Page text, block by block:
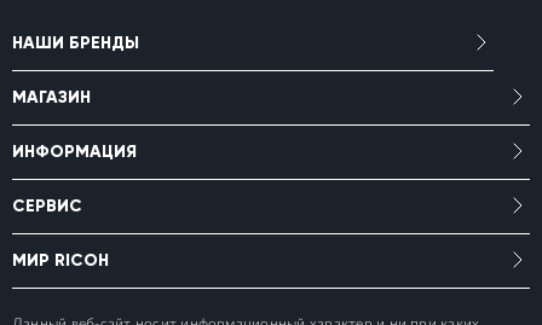
НАШИ БРЕНДЫ
МАГАЗИН
ИНФОРМАЦИЯ
СЕРВИС
МИР RICOH